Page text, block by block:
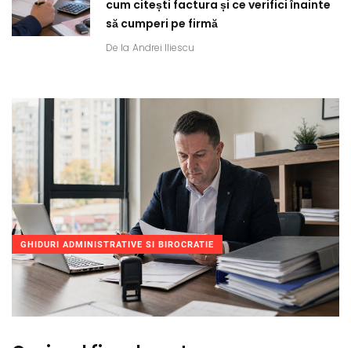
cum citești factura și ce verifici înainte
să cumperi pe firmă
De la Andrei Iliescu
GHIDURI ADMINISTRATIVE SI BIROCRATIE